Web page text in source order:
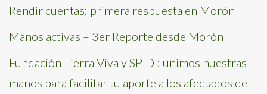
Rendir cuentas: primera respuesta en Morón
Manos activas – 3er Reporte desde Morón
Fundación Tierra Viva y SPIDI: unimos nuestras
manos para facilitar tu aporte a los afectados de